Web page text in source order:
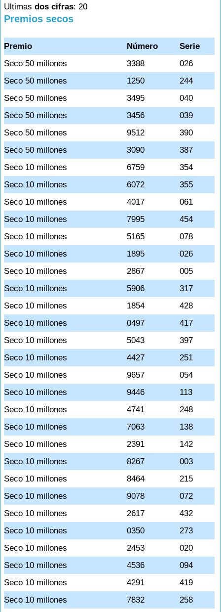
Ultimas dos cifras: 20
Premios secos
Premio Número
Serie
Seco 50 millones
3388
026
Seco 50 millones
1250
244
Seco 50 millones
3495
040
Seco 50 millones
3456
039
Seco 50 millones
9512
390
Seco 50 millones
3090
387
Seco 10 millones
6759
354
Seco 10 millones
6072
355
Seco 10 millones
4017
061
Seco 10 millones
7995
454
Seco 10 millones
5165
078
Seco 10 millones
1895
026
Seco 10 millones
2867
005
Seco 10 millones
5906
317
Seco 10 millones
1854
428
Seco 10 millones
0497
417
Seco 10 millones
5043
397
Seco 10 millones
4427
251
Seco 10 millones
9657
054
Seco 10 millones
9446
113
Seco 10 millones
4741
248
Seco 10 millones
7063
138
Seco 10 millones
2391
142
Seco 10 millones
8267
003
Seco 10 millones
8464
215
Seco 10 millones
9078
072
Seco 10 millones
2617
432
Seco 10 millones
0350
273
Seco 10 millones
2453
020
Seco 10 millones
4536
094
Seco 10 millones
4291
419
Seco 10 millones
7832
258